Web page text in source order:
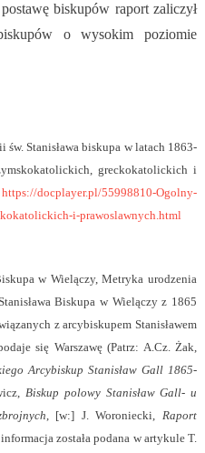
biskupów raport zaliczył
o wysokim poziomie
Stanisława biskupa w latach 1863-
greckokatolickich i
https://docplayer.pl/55998810-Ogolny-
i-prawoslawnych.html
w Wielączy, Metryka urodzenia
Biskupa w Wielączy z 1865
z arcybiskupem Stanisławem
się Warszawę (Patrz: A.Cz. Żak,
Arcybiskup Stanisław Gall 1865-
Biskup polowy Stanisław Gall- u
, [w:] J. Woroniecki,Raport
została podana w artykule T.